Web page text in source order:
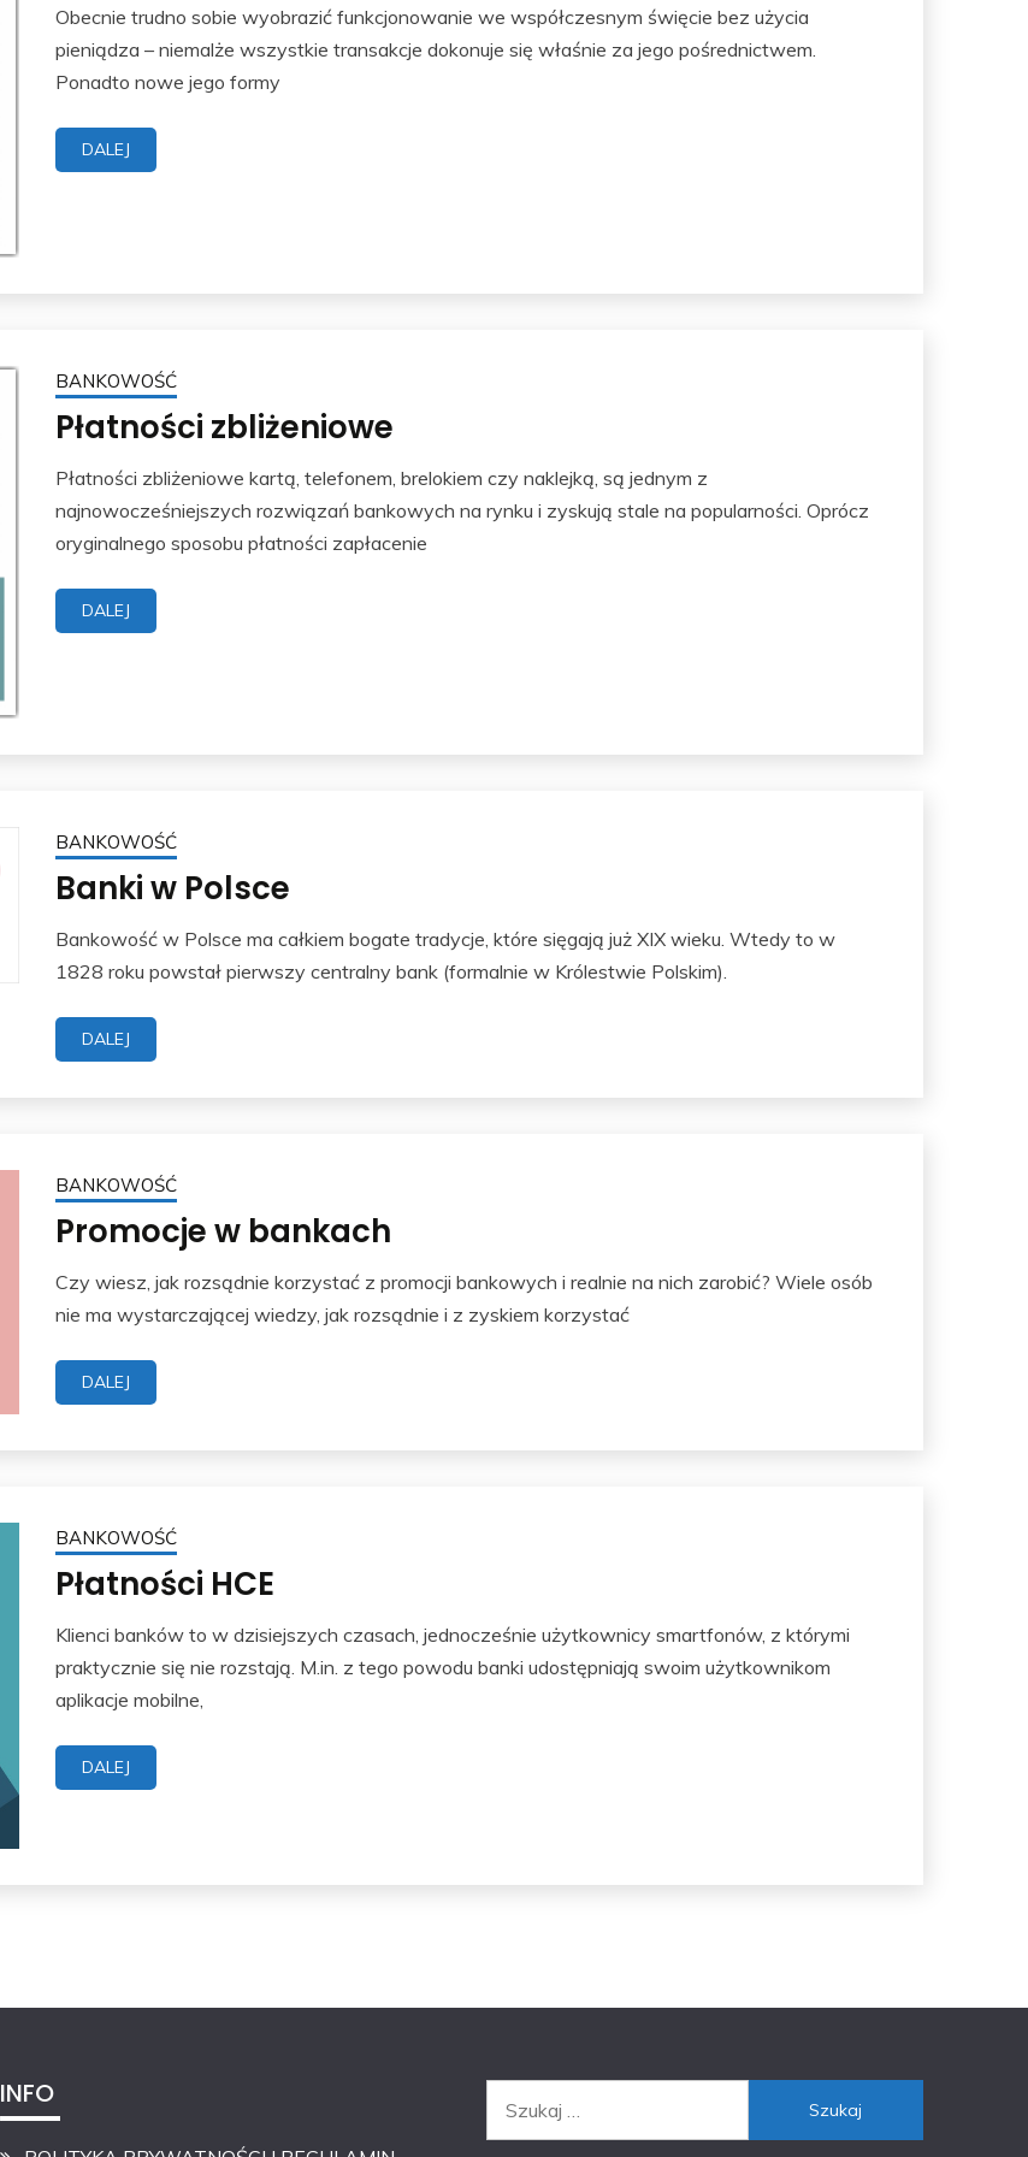
Obecnie trudno sobie wyobrazić funkcjonowanie we współczesnym święcie bez użycia
pieniądza – niemalże wszystkie transakcje dokonuje się właśnie za jego pośrednictwem.
Ponadto nowe jego formy
DALEJ
BANKOWOŚĆ
Płatności zbliżeniowe
Płatności zbliżeniowe kartą, telefonem, brelokiem czy naklejką, są jednym z
najnowocześniejszych rozwiązań bankowych na rynku i zyskują stale na popularności. Oprócz
oryginalnego sposobu płatności zapłacenie
DALEJ
BANKOWOŚĆ
Banki w Polsce
Bankowość w Polsce ma całkiem bogate tradycje, które sięgają już XIX wieku. Wtedy to w
1828 roku powstał pierwszy centralny bank (formalnie w Królestwie Polskim).
DALEJ
BANKOWOŚĆ
Promocje w bankach
Czy wiesz, jak rozsądnie korzystać z promocji bankowych i realnie na nich zarobić? Wiele osób
nie ma wystarczającej wiedzy, jak rozsądnie i z zyskiem korzystać
DALEJ
BANKOWOŚĆ
Płatności HCE
Klienci banków to w dzisiejszych czasach, jednocześnie użytkownicy smartfonów, z którymi
praktycznie się nie rozstają. M.in. z tego powodu banki udostępniają swoim użytkownikom
aplikacje mobilne,
DALEJ
INFO